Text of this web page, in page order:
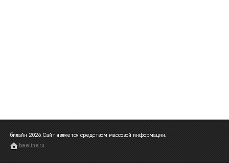
билайн 2026. Сайт является средством массовой информации.
beeline.ru